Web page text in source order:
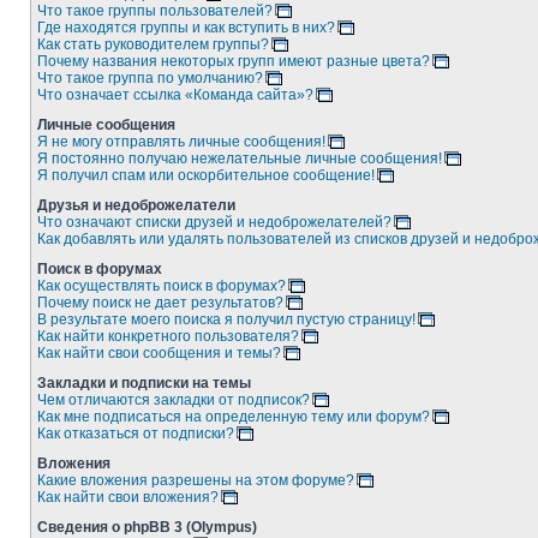
Что такое группы пользователей?
Где находятся группы и как вступить в них?
Как стать руководителем группы?
Почему названия некоторых групп имеют разные цвета?
Что такое группа по умолчанию?
Что означает ссылка «Команда сайта»?
Личные сообщения
Я не могу отправлять личные сообщения!
Я постоянно получаю нежелательные личные сообщения!
Я получил спам или оскорбительное сообщение!
Друзья и недоброжелатели
Что означают списки друзей и недоброжелателей?
Как добавлять или удалять пользователей из списков друзей и
Поиск в форумах
Как осуществлять поиск в форумах?
Почему поиск не дает результатов?
В результате моего поиска я получил пустую страницу!
Как найти конкретного пользователя?
Как найти свои сообщения и темы?
Закладки и подписки на темы
Чем отличаются закладки от подписок?
Как мне подписаться на определенную тему или форум?
Как отказаться от подписки?
Вложения
Какие вложения разрешены на этом форуме?
Как найти свои вложения?
Сведения о phpBB 3 (Olympus)